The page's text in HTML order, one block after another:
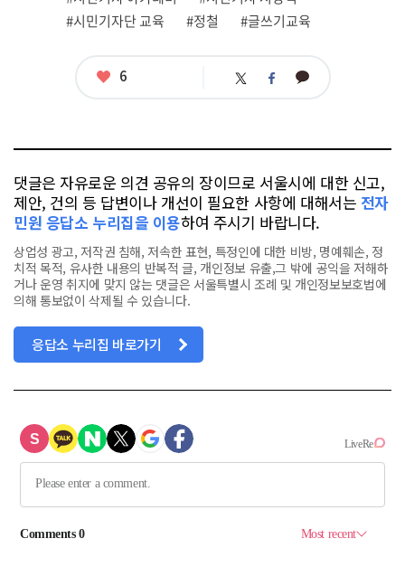
그
#시민기자단 교육
#정철 #글쓰기교육
좋
6 트 페 카
댓글은 자유로운 의견 공유의 장이므로 서울시에 대한 신고,
제안, 건의 등 답변이나 개선이 필요한 사항에 대해서는 전자
민원 응답소 누리집을 이용하여 주시기 바랍니다.
상업성 광고, 저작권 침해, 저속한 표현, 특정인에 대한 비방, 명예훼손, 정
치적 목적, 유사한 내용의 반복적 글, 개인정보 유출,그 밖에 공익을 저해하
거나 운영 취지에 맞지 않는 댓글은 서울특별시 조례 및 개인정보보호법에
의해 통보없이 삭제될 수 있습니다.
응답소 누리집 바로가기